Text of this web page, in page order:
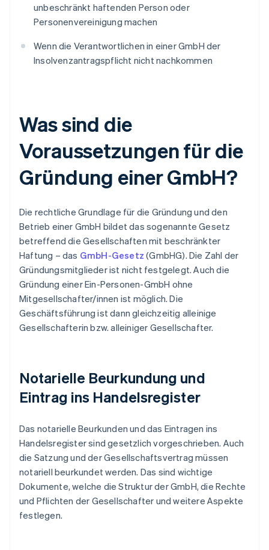
unbeschränkt haftenden Person oder
Personenvereinigung machen
Wenn die Verantwortlichen in einer GmbH der
Insolvenzantragspflicht nicht nachkommen
Was sind die
Voraussetzungen für die
Gründung einer GmbH?
Die rechtliche Grundlage für die Gründung und den
Betrieb einer GmbH bildet das sogenannte Gesetz
betreffend die Gesellschaften mit beschränkter
Haftung – das GmbH-Gesetz (GmbHG). Die Zahl der
Gründungsmitglieder ist nicht festgelegt. Auch die
Gründung einer Ein-Personen-GmbH ohne
Mitgesellschafter/innen ist möglich. Die
Geschäftsführung ist dann gleichzeitig alleinige
Gesellschafterin bzw. alleiniger Gesellschafter.
Notarielle Beurkundung und
Eintrag ins Handelsregister
Das notarielle Beurkunden und das Eintragen ins
Handelsregister sind gesetzlich vorgeschrieben. Auch
die Satzung und der Gesellschaftsvertrag müssen
notariell beurkundet werden. Das sind wichtige
Dokumente, welche die Struktur der GmbH, die Rechte
und Pflichten der Gesellschafter und weitere Aspekte
festlegen.